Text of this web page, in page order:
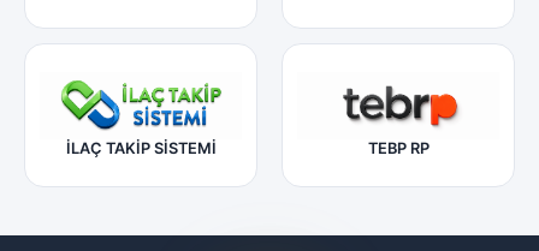
İLAÇ TAKİP SİSTEMİ TEBP RP